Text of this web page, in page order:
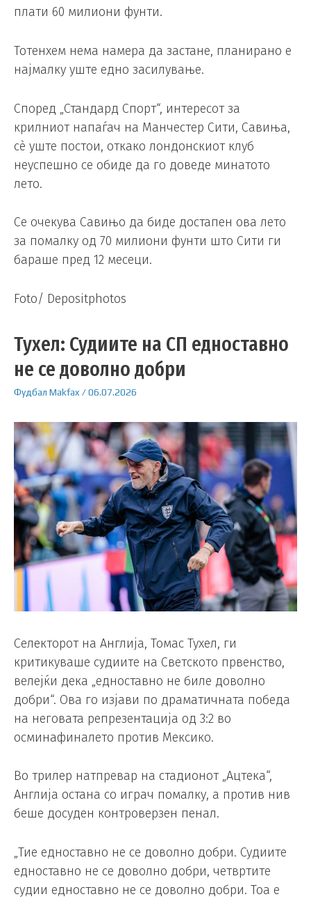
плати 60 милиони фунти.
Тотенхем нема намера да застане, планирано е
најмалку уште едно засилување.
Според „Стандард Спорт“, интересот за
крилниот напаѓач на Манчестер Сити, Савиња,
сè уште постои, откако лондонскиот клуб
неуспешно се обиде да го доведе минатото
лето.
Се очекува Савињо да биде достапен ова лето
за помалку од 70 милиони фунти што Сити ги
бараше пред 12 месеци.
Foto/ Depositphotos
Тухел: Судиите на СП едноставно
не се доволно добри
Фудбал Makfax /06.07.2026
Селекторот на Англија, Томас Тухел, ги
критикуваше судиите на Светското првенство,
велејќи дека „едноставно не биле доволно
добри“. Ова го изјави по драматичната победа
на неговата репрезентација од 3:2 во
осминафиналето против Мексико.
Во трилер натпревар на стадионот „Ацтека“,
Англија остана со играч помалку, а против нив
беше досуден контроверзен пенал.
„Тие едноставно не се доволно добри. Судиите
едноставно не се доволно добри, четвртите
судии едноставно не се доволно добри. Тоа е